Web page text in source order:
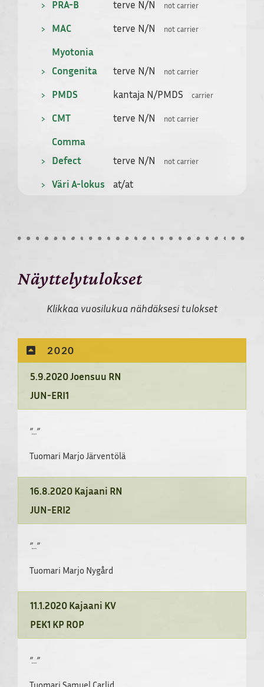
PRA-B terve N/N not carrier
MAC terve N/N not carrier
Myotonia
Congenita
terve N/N not carrier
PMDS kantaja N/PMDS carrier
CMT terve N/N not carrier
Comma
Defect
terve N/N not carrier
Väri A-lokus at/at
Näyttelytulokset
Klikkaa vuosilukua nähdäksesi tulokset
2020
5.9.2020 Joensuu RN
JUN-ERI1
”…”
Tuomari Marjo Järventölä
16.8.2020 Kajaani RN
JUN-ERI2
”…”
Tuomari Marjo Nygård
11.1.2020 Kajaani KV
PEK1 KP ROP
”…”